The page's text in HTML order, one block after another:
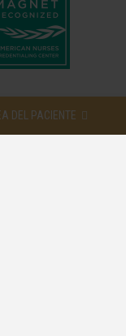
DEL PACIENTE